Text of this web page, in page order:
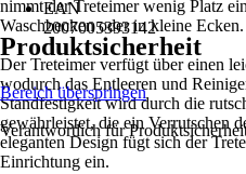
EAN
2007005393142
nimmt der Treteimer wenig Platz
Waschbecken oder in kleine Ecken.
Der Treteimer verfügt über einen
wodurch das Entleeren und
Standfestigkeit wird durch die
gewährleistet, die ein Verrutschen
eleganten Design fügt sich der
Einrichtung ein.
Produktsicherheit
Bereich überspringen
Verantwortlich für